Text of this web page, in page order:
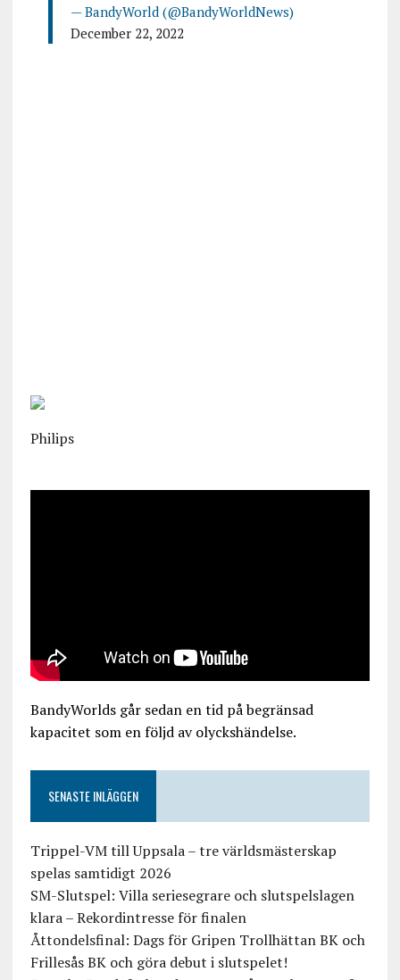
— BandyWorld (@BandyWorldNews)
December 22, 2022
Philips
BandyWorlds går sedan en tid på begränsad
kapacitet som en följd av olyckshändelse.
SENASTE INLÄGGEN
Trippel-VM till Uppsala – tre världsmästerskap
spelas samtidigt 2026
SM-Slutspel: Villa seriesegrare och slutspelslagen
klara – Rekordintresse för finalen
Åttondelsfinal: Dags för Gripen Trollhättan BK och
Frillesås BK och göra debut i slutspelet!